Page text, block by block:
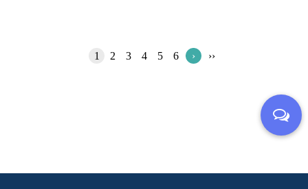
1 2 3 4 5 6 › ››